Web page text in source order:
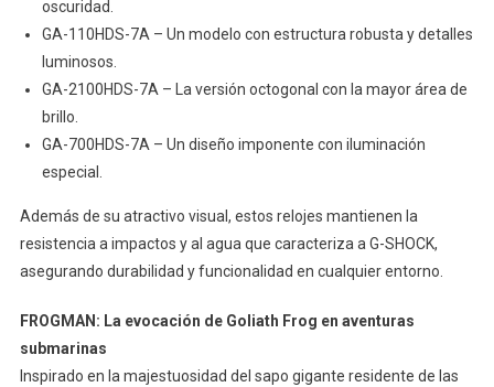
oscuridad.
GA-110HDS-7A – Un modelo con estructura robusta y detalles
luminosos.
GA-2100HDS-7A – La versión octogonal con la mayor área de
brillo.
GA-700HDS-7A – Un diseño imponente con iluminación
especial.
Además de su atractivo visual, estos relojes mantienen la
resistencia a impactos y al agua que caracteriza a G-SHOCK,
asegurando durabilidad y funcionalidad en cualquier entorno.
FROGMAN: La evocación de Goliath Frog en aventuras
submarinas
Inspirado en la majestuosidad del sapo gigante residente de las